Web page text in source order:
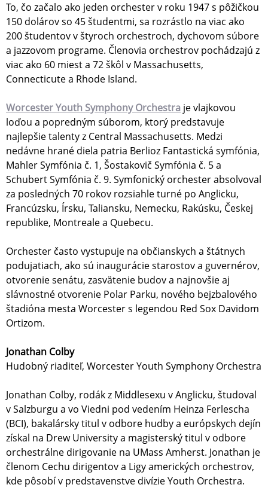
To, čo začalo ako jeden orchester v roku 1947 s pôžičkou
150 dolárov so 45 študentmi, sa rozrástlo na viac ako
200 študentov v štyroch orchestroch, dychovom súbore
a jazzovom programe. Členovia orchestrov pochádzajú z
viac ako 60 miest a 72 škôl v Massachusetts,
Connecticute a Rhode Island.
Worcester Youth Symphony Orchestra je vlajkovou
loďou a popredným súborom, ktorý predstavuje
najlepšie talenty z Central Massachusetts. Medzi
nedávne hrané diela patria Berlioz Fantastická symfónia,
Mahler Symfónia č. 1, Šostakovič Symfónia č. 5 a
Schubert Symfónia č. 9. Symfonický orchester absolvoval
za posledných 70 rokov rozsiahle turné po Anglicku,
Francúzsku, Írsku, Taliansku, Nemecku, Rakúsku, Českej
republike, Montreale a Quebecu.
Orchester často vystupuje na občianskych a štátnych
podujatiach, ako sú inaugurácie starostov a guvernérov,
otvorenie senátu, zasvätenie budov a najnovšie aj
slávnostné otvorenie Polar Parku, nového bejzbalového
štadióna mesta Worcester s legendou Red Sox Davidom
Ortizom.
Jonathan Colby
Hudobný riaditeľ, Worcester Youth Symphony Orchestra
Jonathan Colby, rodák z Middlesexu v Anglicku, študoval
v Salzburgu a vo Viedni pod vedením Heinza Ferlescha
(BCI), bakalársky titul v odbore hudby a európskych dejín
získal na Drew University a magisterský titul v odbore
orchestrálne dirigovanie na UMass Amherst. Jonathan je
členom Cechu dirigentov a Ligy amerických orchestrov,
kde pôsobí v predstavenstve divízie Youth Orchestra.